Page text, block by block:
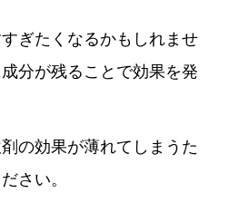
ぎたくなるかもしれませ
分が残ることで効果を発
の効果が薄れてしまうた
さい。